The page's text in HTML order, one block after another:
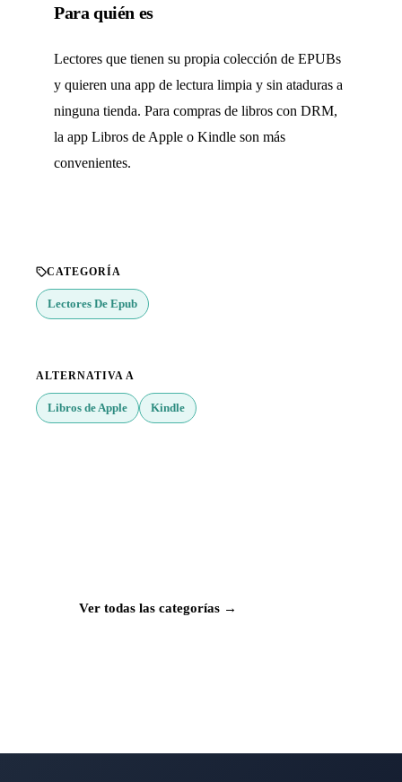
Para quién es
Lectores que tienen su propia colección de EPUBs
y quieren una app de lectura limpia y sin ataduras a
ninguna tienda. Para compras de libros con DRM,
la app Libros de Apple o Kindle son más
convenientes.
CATEGORÍA
Lectores De Epub
ALTERNATIVA A
Libros de Apple Kindle
Ver todas las categorías →